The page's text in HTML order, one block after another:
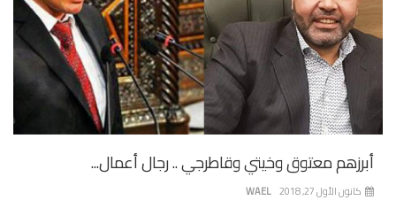
أبرزهم معتوق وخيتي وقاطرجي .. رجال أعمال...
WAEL كانون الأول 27, 2018